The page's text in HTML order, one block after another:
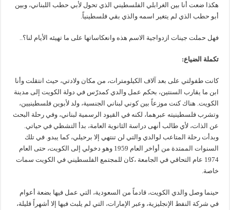
هكذا ضعت أنا بين الغرابلي الفلسطيني الذي تحول لأبي حطب اللبناني، وبين
أبو حطب الذي لم يتغير اسمه والذي بقي فلسطينياً.
فهل حملت جينات ازدواجية الاسم هذه وانعكاساتها على ما تهيئه الأيام لنا؟..
تكملة الضياع:
كانت طفولتي على بعد آلاف الكيلومترات، من مكان ولادتي، حيث انتقلت وأنا
ابن ما يقارب السنتين، بحكم عمل والدي كمدرّس في دولة الكويت إلى مدينة
الكويت. هناك كنت موزعاً بين كوني لبناني الجنسية، ولد لأبوين فلسطينيين،
وتشرب فلسطينيته عبرهما، لكنه في القيود الرسمية لبناني، وفي رحلة البحث
عن الذات، لأي طالب أنهى دراسة الثانوية العامة، بدأ التشظي في حياتي.
وبدأت رحلة المتاعب لوالدي والتي لن تنتهي إلا برحيلي، كما يبدو. في تلك
السنوات الممتدة من أواخر العام 1959 وهو دخولي إلى الكويت، حتى العام
1974 عام التحاقي في الجامعة ،كان للمجتمع الفلسطيني في الكويت سمات
خاصة.
حينما وصل والدي الكويت، قادماً من السعودية، التي عمل فيها بضعة أعوام
في شركة النفط الإنجليزية، وعبر الإمارات، التي لم يلبث فيها إلا أشهراً قليلة،